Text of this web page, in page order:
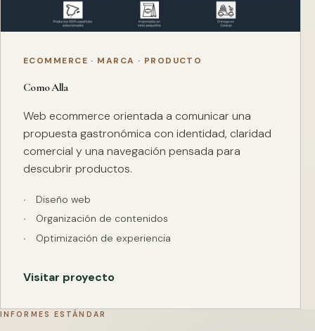
ECOMMERCE · MARCA · PRODUCTO
Como Alla
Web ecommerce orientada a comunicar una
propuesta gastronómica con identidad, claridad
comercial y una navegación pensada para
descubrir productos.
Diseño web
Organización de contenidos
Optimización de experiencia
Visitar proyecto
INFORMES ESTÁNDAR